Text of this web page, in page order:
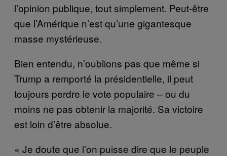
l’opinion publique, tout simplement. Peut-être
que l’Amérique n’est qu’une gigantesque
masse mystérieuse.
Bien entendu, n’oublions pas que même si
Trump a remporté la présidentielle, il peut
toujours perdre le vote populaire – ou du
moins ne pas obtenir la majorité. Sa victoire
est loin d’être absolue.
« Je doute que l’on puisse dire que le peuple